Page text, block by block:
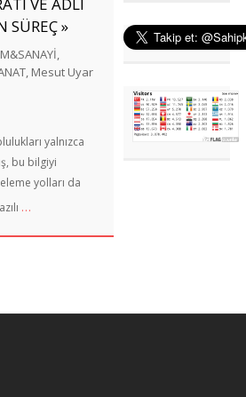
SÜREÇ »
Mesut Uyar
yalnızca
bu bilgiyi
yolları da
…